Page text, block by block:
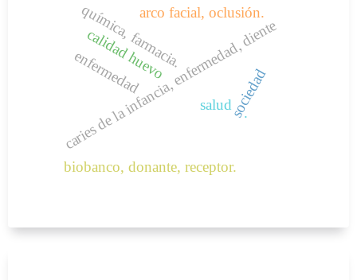
caries de la infancia, enfermedad, diente
salud
enfermedad sociedad
arco facial, oclusión.
química, farmacia.
.
calidad huevo
biobanco, donante, receptor.